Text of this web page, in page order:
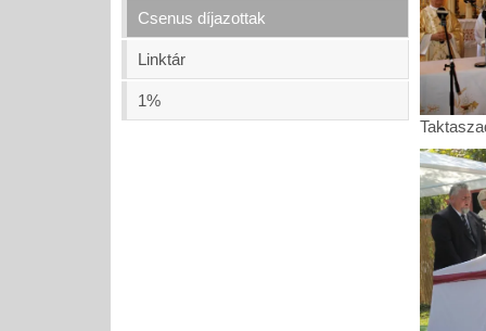
Csenus díjazottak
Linktár
1%